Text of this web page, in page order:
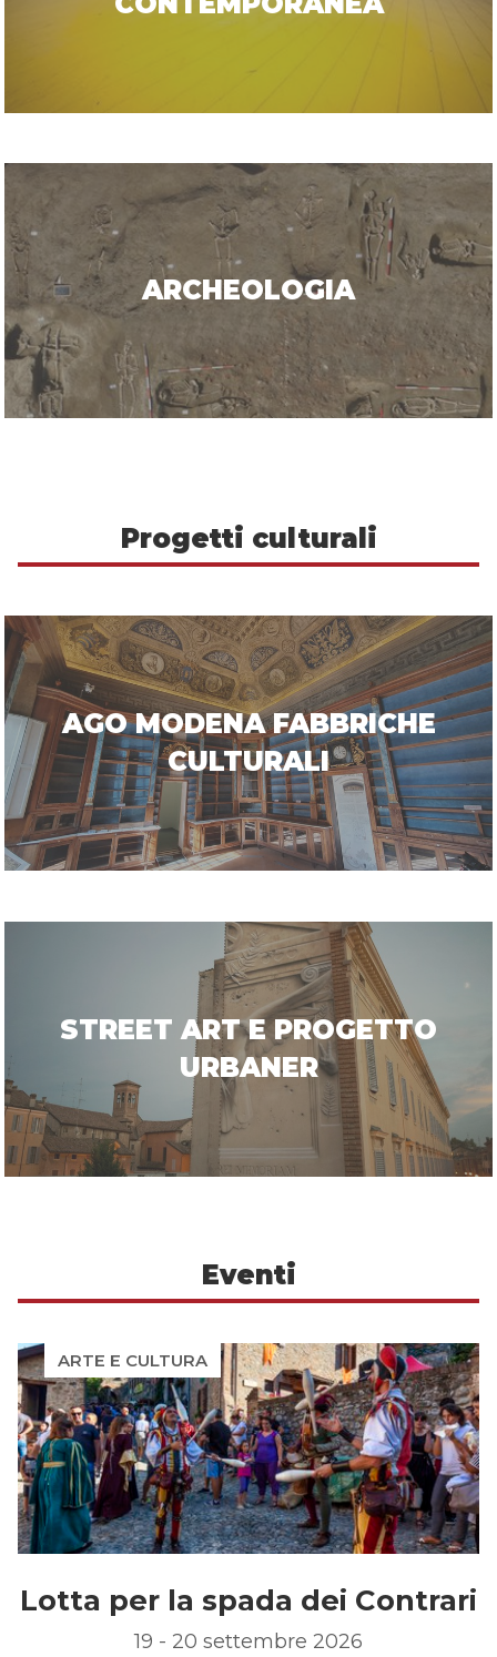
ARCHEOLOGIA
Progetti culturali
AGO MODENA FABBRICHE
CULTURALI
STREET ART E PROGETTO
URBANER
Eventi
ARTE E CULTURA
Lotta per la spada dei Contrari
19 - 20 settembre 2026